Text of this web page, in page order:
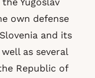
own defense
and its
as several
Republic of